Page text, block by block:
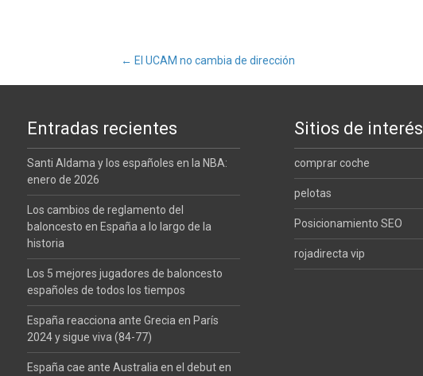
Navegación
de
entradas
← El UCAM no cambia de dirección
Entradas recientes
Santi Aldama y los españoles en la NBA:
enero de 2026
Los cambios de reglamento del
baloncesto en España a lo largo de la
historia
Los 5 mejores jugadores de baloncesto
españoles de todos los tiempos
España reacciona ante Grecia en París
2024 y sigue viva (84-77)
España cae ante Australia en el debut en
Sitios de interés
comprar coche
pelotas
Posicionamiento SEO
rojadirecta vip